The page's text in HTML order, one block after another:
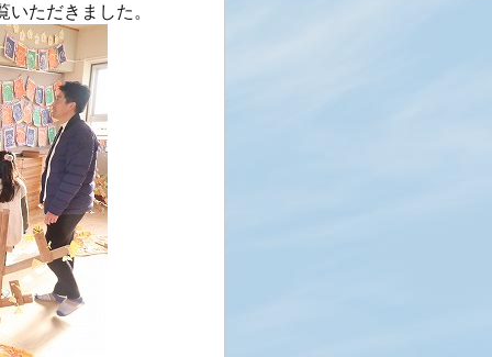
ただきました。